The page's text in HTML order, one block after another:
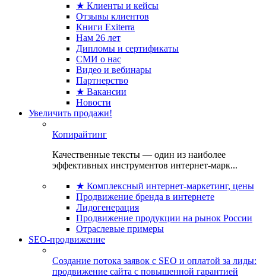
★ Клиенты и кейсы
Отзывы клиентов
Книги Exiterra
Нам 26 лет
Дипломы и сертификаты
СМИ о нас
Видео и вебинары
Партнерство
★ Вакансии
Новости
Увеличить продажи!
Копирайтинг
Качественные тексты — один из наиболее
эффективных инструментов интернет-марк...
★ Комплексный интернет-маркетинг, цены
Продвижение бренда в интернете
Лидогенерация
Продвижение продукции на рынок России
Отраслевые примеры
SEO-продвижение
Создание потока заявок с SEO и оплатой за лиды:
продвижение сайта с повышенной гарантией